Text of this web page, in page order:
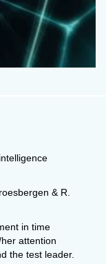
& R.
in time
attention
the test leader.